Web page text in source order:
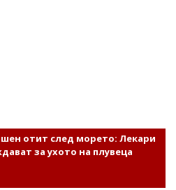
отит след морето: Лекари
за ухото на плувеца